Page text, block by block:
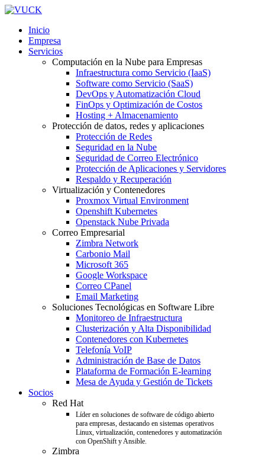
Inicio
Empresa
Servicios
Computación en la Nube para Empresas
Infraestructura como Servicio (IaaS)
Software como Servicio (SaaS)
DevOps y Automatización Cloud
FinOps y Optimización de Costos
Hosting + Almacenamiento
Protección de datos, redes y aplicaciones
Protección de Redes
Seguridad en la Nube
Seguridad de Correo Electrónico
Protección de Aplicaciones y Servidores
Respaldo y Recuperación
Virtualización y Contenedores
Proxmox Virtual Environment
Openshift Kubernetes
Openstack Nube Privada
Correo Empresarial
Zimbra Network
Carbonio Mail
Microsoft 365
Google Workspace
Correo CPanel
Email Marketing
Soluciones Tecnológicas en Software Libre
Monitoreo de Infraestructura
Clusterización y Alta Disponibilidad
Contenedores con Kubernetes
Telefonía VoIP
Administración de Base de Datos
Plataforma de Formación E-learning
Mesa de Ayuda y Gestión de Tickets
Socios
Red Hat
Líder en soluciones de software de código abierto
para empresas, destacando en sistemas operativos
Linux, virtualización, contenedores y automatización
con OpenShift y Ansible.
Zimbra